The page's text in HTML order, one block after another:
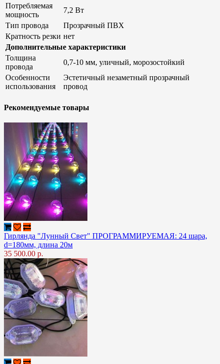
Потребляемая
мощность
7,2 Вт
Тип провода
Прозрачный ПВХ
Кратность резки нет
Дополнительные характеристики
Толщина
провода
0,7-10 мм, уличный, морозостойкий
Особенности
использования
Эстетичный незаметный прозрачный
провод
Рекомендуемые товары
Гирлянда "Лунный Свет" ПРОГРАММИРУЕМАЯ: 24 шара,
d=180мм, длина 20м
35 500.00 р.